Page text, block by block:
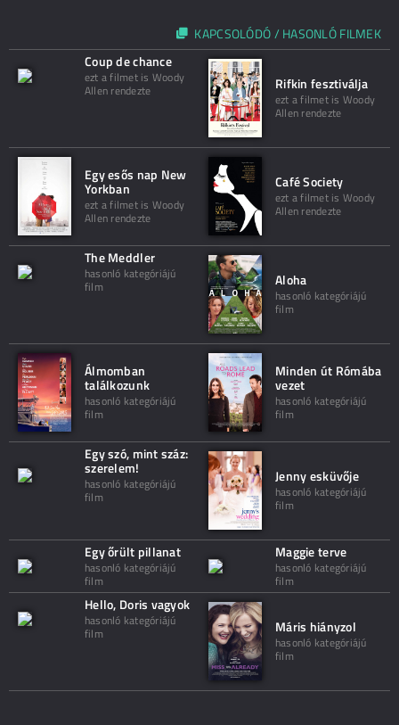
KAPCSOLÓDÓ / HASONLÓ FILMEK
Coup de chance
ezt a filmet is Woody
Allen rendezte Rifkin fesztiválja
ezt a filmet is Woody
Allen rendezte
Egy esős nap New
Yorkban
ezt a filmet is Woody
Allen rendezte
Café Society
ezt a filmet is Woody
Allen rendezte
The Meddler
hasonló kategóriájú
film Aloha
hasonló kategóriájú
film
Álmomban
találkozunk
hasonló kategóriájú
film
Minden út Rómába
vezet
hasonló kategóriájú
film
Egy szó, mint száz:
szerelem!
hasonló kategóriájú
film
Jenny esküvője
hasonló kategóriájú
film
Egy őrült pillanat
hasonló kategóriájú
film
Maggie terve
hasonló kategóriájú
film
Hello, Doris vagyok
hasonló kategóriájú
film Máris hiányzol
hasonló kategóriájú
film